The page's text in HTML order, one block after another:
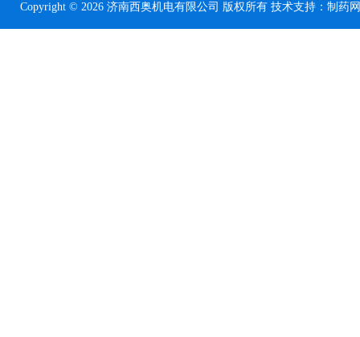
Copyright © 2026 济南西奥机电有限公司 版权所有 技术支持： 制药网